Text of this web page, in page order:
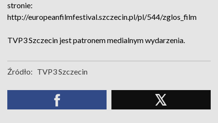
stronie:
http://europeanfilmfestival.szczecin.pl/pl/544/zglos_film
TVP3 Szczecin jest patronem medialnym wydarzenia.
Źródło: TVP3 Szczecin